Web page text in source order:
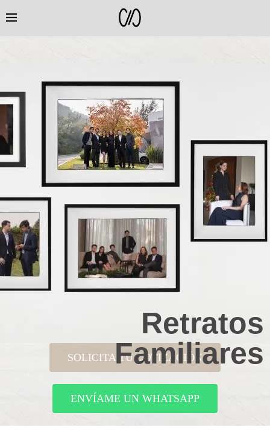
SOLICITA TU COTIZACIÓN
ENVÍAME UN WHATSAPP
Retratos
Familiares